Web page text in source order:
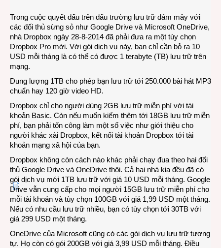
thu
một
cho
trữ
Trong cuộc quyết đấu trên đấu trường lưu trữ đám mây với
các đối thủ sừng sỏ như Google Drive và Microsoft OneDrive,
nhà Dropbox ngày 28-8-2014 đã phải đưa ra một tùy chọn
Dropbox Pro mới. Với gói dịch vụ này, bạn chỉ cần bỏ ra 10
USD mỗi tháng là có thể có được 1 terabyte (TB) lưu trữ trên
mạng.
Dung lượng 1TB cho phép bạn lưu trữ tới 250.000 bài hát MP3
chuẩn hay 120 giờ video HD.
Dropbox chỉ cho người dùng 2GB lưu trữ miễn phí với tài
khoản Basic. Còn nếu muốn kiếm thêm tới 18GB lưu trữ miễn
phí, bạn phải tốn công làm một số việc như giới thiệu cho
người khác xài Dropbox, kết nối tài khoản Dropbox tới tài
khoản mạng xã hội của bạn.
Dropbox không còn cách nào khác phải chạy đua theo hai đối
thủ Google Drive và OneDrive thôi. Cả hai nhà kia đều đã có
gói dịch vụ mới 1TB lưu trữ với giá 10 USD mỗi tháng. Google
Drive vẫn cung cấp cho mọi người 15GB lưu trữ miễn phí cho
mỗi tài khoản và tùy chọn 100GB với giá 1,99 USD một tháng.
Nếu có nhu cầu lưu trữ nhiều, bạn có tùy chọn tới 30TB với
giá 299 USD một tháng.
OneDrive của Microsoft cũng có các gói dịch vụ lưu trữ tương
tự. Họ còn có gói 200GB với giá 3,99 USD mỗi tháng. Điều